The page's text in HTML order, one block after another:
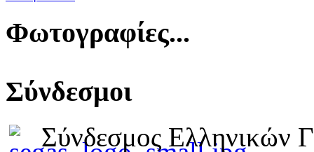
Φωτογραφίες...
Σύνδεσμοι
Σύνδεσμος Ελληνικών